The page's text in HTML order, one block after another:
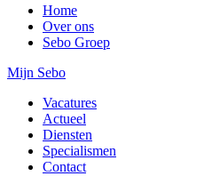
Home
Over ons
Sebo Groep
Mijn Sebo
Vacatures
Actueel
Diensten
Specialismen
Contact